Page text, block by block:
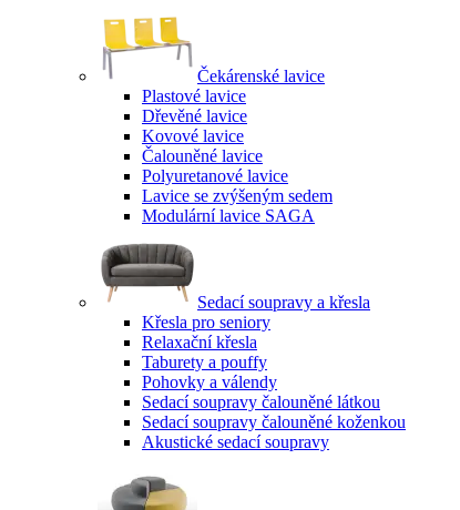
Čekárenské lavice
Plastové lavice
Dřevěné lavice
Kovové lavice
Čalouněné lavice
Polyuretanové lavice
Lavice se zvýšeným sedem
Modulární lavice SAGA
Sedací soupravy a křesla
Křesla pro seniory
Relaxační křesla
Taburety a pouffy
Pohovky a válendy
Sedací soupravy čalouněné látkou
Sedací soupravy čalouněné koženkou
Akustické sedací soupravy